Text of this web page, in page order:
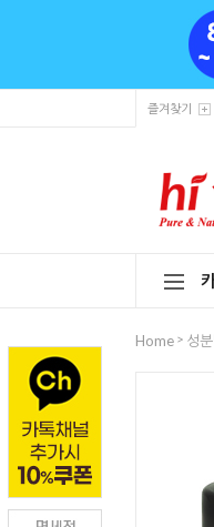
즐겨찾기
Home > 성